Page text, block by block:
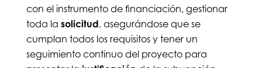
con el instrumento de financiación, gestionar
toda la solicitud, asegurándose que se
cumplan todos los requisitos y tener un
seguimiento continuo del proyecto para